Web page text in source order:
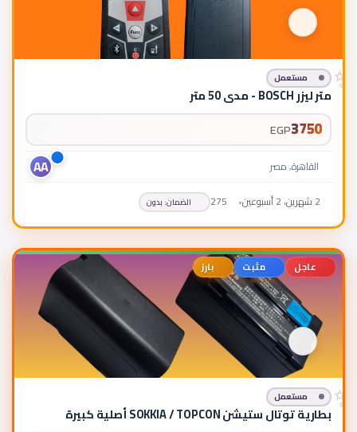
مستعمل
متر ليزر BOSCH - مدى 50 متر
3750
EGP
القاهرة, مصر AA
2 شهرين، 2 أسبوعين •
275 الضمان: بدون
عاجل مثبت بارز
مستعمل
بطارية توتال ستيشن SOKKIA / TOPCON أصلية كبيرة